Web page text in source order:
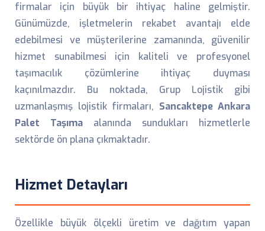
firmalar için büyük bir ihtiyaç haline gelmiştir.
Günümüzde, işletmelerin rekabet avantajı elde
edebilmesi ve müşterilerine zamanında, güvenilir
hizmet sunabilmesi için kaliteli ve profesyonel
taşımacılık çözümlerine ihtiyaç duyması
kaçınılmazdır. Bu noktada, Grup Lojistik gibi
uzmanlaşmış lojistik firmaları, Sancaktepe Ankara
Palet Taşıma alanında sundukları hizmetlerle
sektörde ön plana çıkmaktadır.
Hizmet Detayları
Özellikle büyük ölçekli üretim ve dağıtım yapan